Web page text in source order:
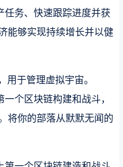
务、快速跟踪进度并获
能够实现持续增长并以健
于管理虚拟宇宙。
个区块链构建和战斗，
将你的部落从默默无闻的